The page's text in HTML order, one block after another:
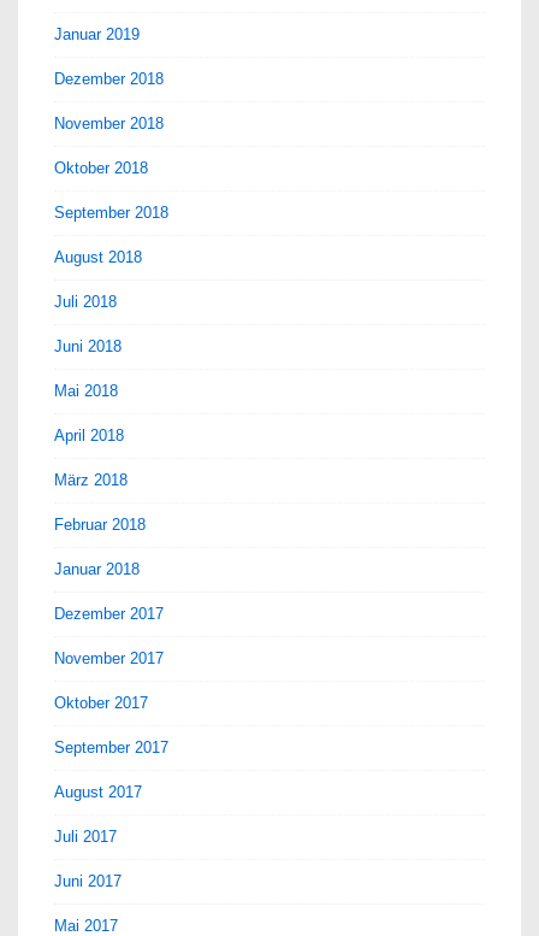
Januar 2019
Dezember 2018
November 2018
Oktober 2018
September 2018
August 2018
Juli 2018
Juni 2018
Mai 2018
April 2018
März 2018
Februar 2018
Januar 2018
Dezember 2017
November 2017
Oktober 2017
September 2017
August 2017
Juli 2017
Juni 2017
Mai 2017